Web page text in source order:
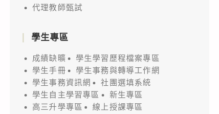
代理教師甄試
學生專區
成績缺曠
學生學習歷程檔案專區
學生手冊
學生事務與轉導工作網
學生事務資訊網
社團選填系統
學生自主學習專區
新生專區
高三升學專區
線上授課專區